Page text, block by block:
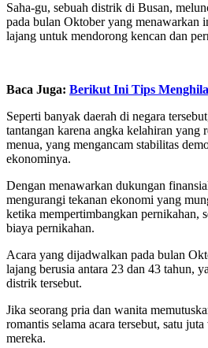
Saha-gu, sebuah distrik di Busan,
pada bulan Oktober yang menawarkan
lajang untuk mendorong kencan dan
Baca Juga: Berikut Ini Tips
Seperti banyak daerah di negara
tantangan karena angka kelahiran yang
menua, yang mengancam stabilitas
ekonominya.
Dengan menawarkan dukungan
mengurangi tekanan ekonomi yang
ketika mempertimbangkan pernikahan,
biaya pernikahan.
Acara yang dijadwalkan pada bulan
lajang berusia antara 23 dan 43 tahun,
distrik tersebut.
Jika seorang pria dan wanita
romantis selama acara tersebut, satu
mereka.